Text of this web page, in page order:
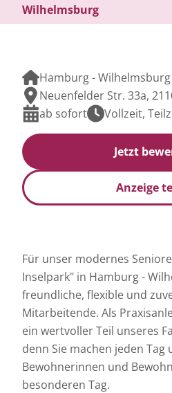
Wilhelmsburg
Hamburg - Wilhelmsburg
Neuenfelder Str. 33a,
ab sofort
Vollzeit,
Jetzt
Anzeige
Für unser modernes
Inselpark" in Hamburg -
freundliche, flexible und
Mitarbeitende. Als
ein wertvoller Teil unseres
denn Sie machen jeden Tag
Bewohnerinnen und
besonderen Tag.